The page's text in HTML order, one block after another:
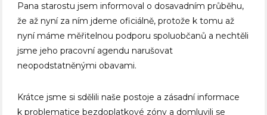
Pana starostu jsem informoval o dosavadním průběhu,
že až nyní za ním jdeme oficiálně, protože k tomu až
nyní máme měřitelnou podporu spoluobčanů a nechtěli
jsme jeho pracovní agendu narušovat
neopodstatněnými obavami.
Krátce jsme si sdělili naše postoje a zásadní informace
k problematice bezdoplatkové zóny a domluvili se